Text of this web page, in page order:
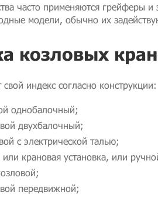
часто применяются грейферы
модели, обычно их
козловых
индекс согласно конструкции:
однобалочный;
двухбалочный;
с электрической талью;
крановая установка, или
передвижной;